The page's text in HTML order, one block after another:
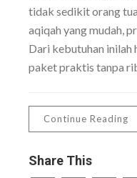
tidak sedikit orang
aqiqah yang mudah,
Dari kebutuhan inilah
paket praktis tanpa
Continue Reading
Share This